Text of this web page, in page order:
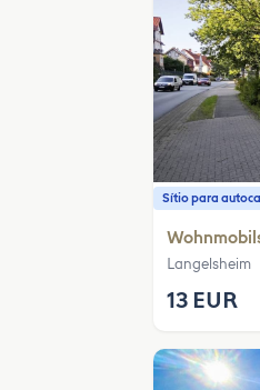
Sítio para
Langelsheim
13 EUR